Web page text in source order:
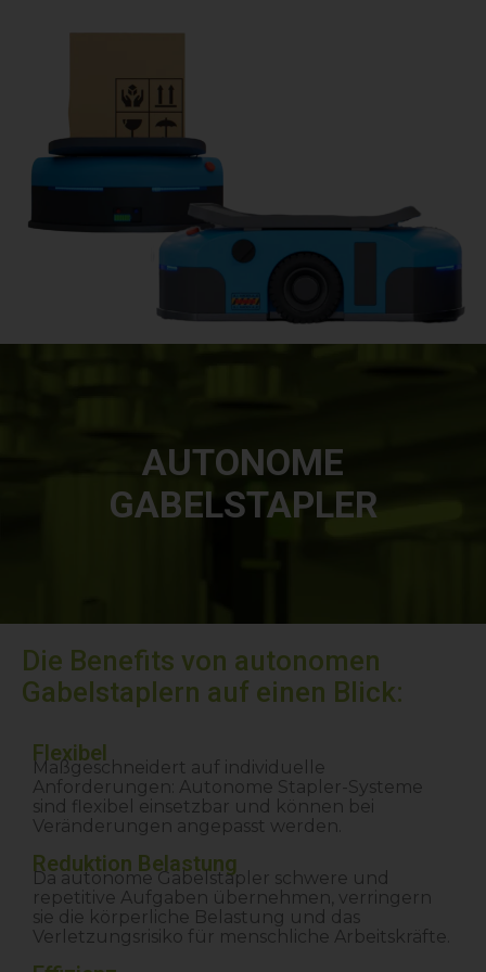
AUTONOME
GABELSTAPLER
Die Benefits von autonomen
Gabelstaplern auf einen Blick:
Flexibel
Maßgeschneidert auf individuelle
Anforderungen: Autonome Stapler-Systeme
sind flexibel einsetzbar und können bei
Veränderungen angepasst werden.
Reduktion Belastung
Da autonome Gabelstapler schwere und
repetitive Aufgaben übernehmen, verringern
sie die körperliche Belastung und das
Verletzungsrisiko für menschliche Arbeitskräfte.